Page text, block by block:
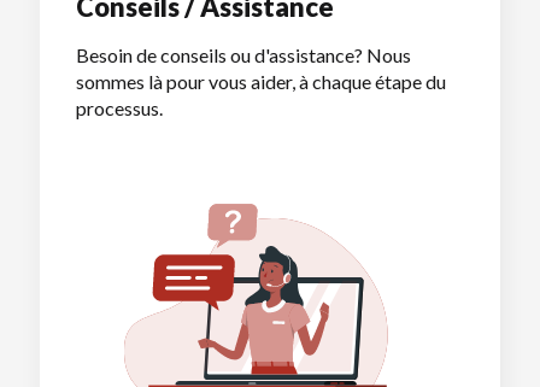
Besoin de conseils ou d'assistance? Nous
sommes là pour vous aider, à chaque étape du
processus.